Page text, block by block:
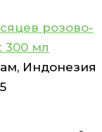
розово-
300 мл
Индонезия